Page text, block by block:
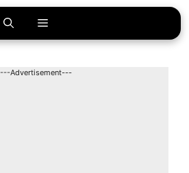
Menu
---Advertisement---